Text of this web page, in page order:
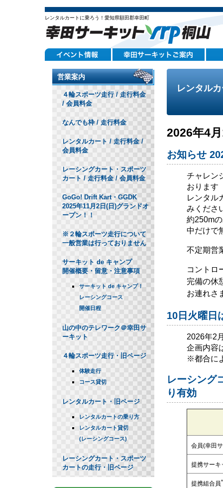
レンタルカートに乗ろう！愛知県額田郡幸田町
レンタル
2026年4
お知らせ
チャレン
おります
レンタル
みくださ
約250m
中だけで
不定期営
コントロ
完備の休
お連れさ
10日火曜日
2026年2
企画内容
※都合に
レーシング
り有効
会員(幸田
提携サーキ
提携組合員
営業案内
４輪スポーツ走行 / 走行料金
/ 会員料金
なんでも枠 / 走行料金
レンタルカート / 走行料金 /
会員料金
レーシングカート・スポーツ
カート / 走行料金 / 会員料金
GoGo! Drift Kart・GGDK
2025年11月2日(日)グランドオ
ープン！！
※２輪スポーツ走行について
一般営業は行っておりません
サーキット de キャンプ
開催概要・留意・注意事項
サーキット de キャンプ！
レーシングコース
開催日程
山の中のテレワーク＠幸田サ
ーキット
４輪スポーツ走行・旧ページ
体験走行
コース貸切
レンタルカート・旧ページ
レンタルカートの乗り方
レンタルカート貸切
(レーシングコース)
レーシングカート・スポーツ
カートの走行・旧ページ